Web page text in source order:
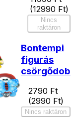
(12990 Ft)
Nincs
raktáron
Bontempi
figurás
csörgődob
2790 Ft
(2990 Ft)
Nincs raktáron